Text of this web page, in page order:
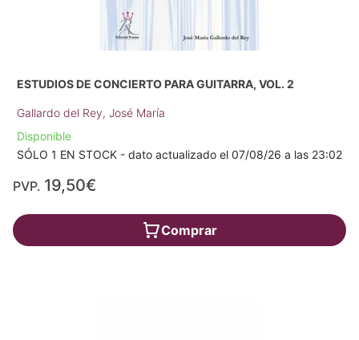
ESTUDIOS DE CONCIERTO PARA GUITARRA, VOL. 2
Gallardo del Rey, José María
Disponible
SÓLO 1 EN STOCK - dato actualizado el 07/08/26 a las 23:02
PVP. 19,50€
Comprar